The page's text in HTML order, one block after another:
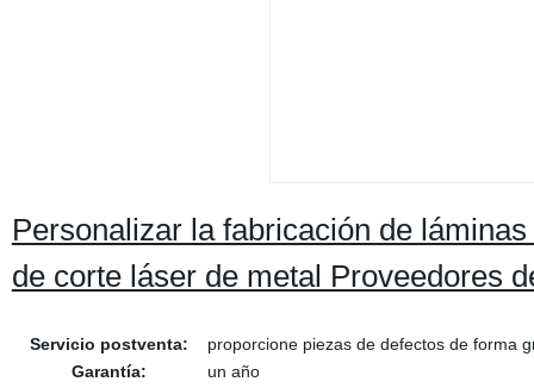
Personalizar la fabricación de
de corte láser de metal Proveedores
Servicio postventa:
proporcione piezas de defectos de forma
Garantía:
un año